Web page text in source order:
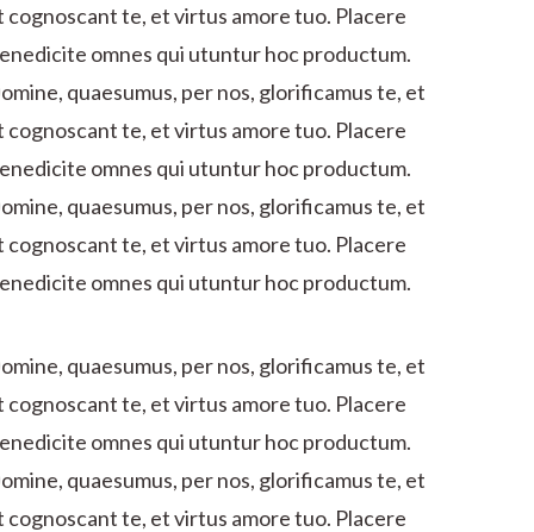
cognoscant te, et virtus amore tuo. Placere
omnes qui utuntur hoc productum.
quaesumus, per nos, glorificamus te, et
cognoscant te, et virtus amore tuo. Placere
omnes qui utuntur hoc productum.
quaesumus, per nos, glorificamus te, et
cognoscant te, et virtus amore tuo. Placere
omnes qui utuntur hoc productum.
quaesumus, per nos, glorificamus te, et
cognoscant te, et virtus amore tuo. Placere
omnes qui utuntur hoc productum.
quaesumus, per nos, glorificamus te, et
cognoscant te, et virtus amore tuo. Placere